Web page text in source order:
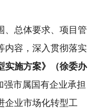
、总体要求、项目管
内容，深入贯彻落实
实施方案》（徐委办
强市属国有企业承担
企业市场化转型工